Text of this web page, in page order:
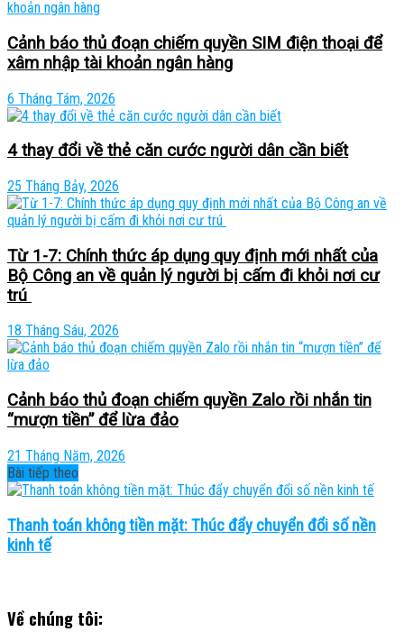
Cảnh báo thủ đoạn chiếm quyền SIM điện thoại để
xâm nhập tài khoản ngân hàng
6 Tháng Tám, 2026
4 thay đổi về thẻ căn cước người dân cần biết
25 Tháng Bảy, 2026
Từ 1-7: Chính thức áp dụng quy định mới nhất của
Bộ Công an về quản lý người bị cấm đi khỏi nơi cư
trú
18 Tháng Sáu, 2026
Cảnh báo thủ đoạn chiếm quyền Zalo rồi nhắn tin
“mượn tiền” để lừa đảo
21 Tháng Năm, 2026
Bài tiếp theo
Thanh toán không tiền mặt: Thúc đẩy chuyển đổi số nền
kinh tế
Về chúng tôi: